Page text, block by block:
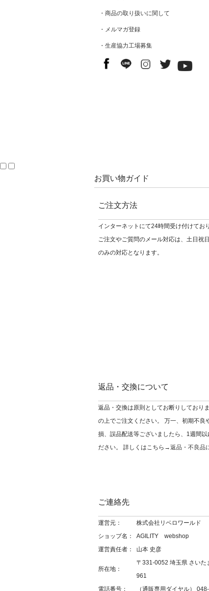
・商品の取り扱いに関して
・メルマガ登録
・生産協力工場募集
お買い物ガイド
ご注文方法
インターネットにて24時間受け付けてお
ご注文やご質問のメール対応は、土日祝
のみの対応となります。
返品・交換について
返品・交換は原則としてお断りしており
の上でご注文ください。 万一、初期不良
損、誤品配送等ございましたら、1週間以
ださい。 詳しくはこちら→返品・不良品
ご連絡先
運営元：
株式会社リベロワールド
ショップ名：
AGILITY webshop
運営責任者：
山本 史彦
所在地：
〒331-0052 埼玉県 さいた
961
電話番号：
（通販専用ダイヤル）